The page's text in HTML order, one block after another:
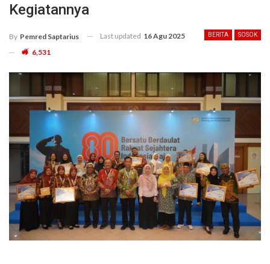
Kegiatannya
BERITA SOSOK
By Pemred Saptarius Last updated 16 Agu 2025
6,531